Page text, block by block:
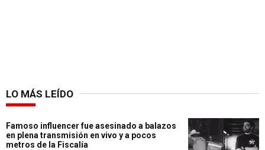
LO MÁS LEÍDO
Famoso influencer fue asesinado a balazos
en plena transmisión en vivo y a pocos
metros de la Fiscalía